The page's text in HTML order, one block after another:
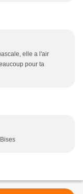
elle a l'air
pour ta